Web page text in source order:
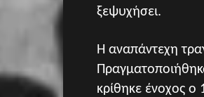
ξεψυχήσει.
Η αναπάντεχη
κρίθηκε ένοχος ο